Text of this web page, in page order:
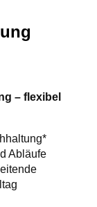
– flexibel
Abläufe